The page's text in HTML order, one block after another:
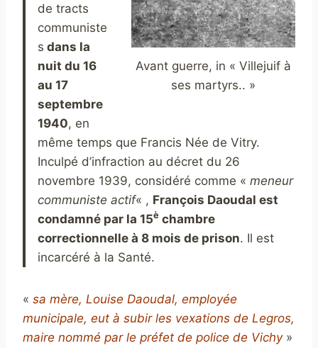
Avant guerre, in « Villejuif à
ses martyrs.. »
de tracts
communiste
s dans la
nuit du 16
au 17
septembre
1940, en
même temps que Francis Née de Vitry.
Inculpé d’infraction au décret du 26
novembre 1939, considéré comme « meneur
communiste actif« , François Daoudal est
condamné par la 15è chambre
correctionnelle à 8 mois de prison. Il est
incarcéré à la Santé.
« sa mère, Louise Daoudal, employée
municipale, eut à subir les vexations de Legros,
maire nommé par le préfet de police de Vichy»